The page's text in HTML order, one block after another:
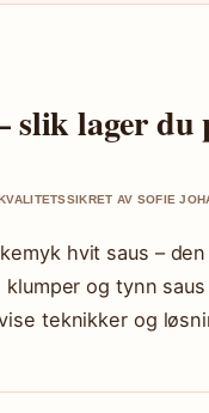
lager du
AV SOFIE
hvit saus –
og tynn
teknikker og